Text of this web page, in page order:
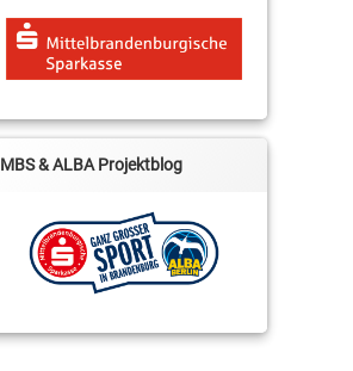
MBS & ALBA Projektblog